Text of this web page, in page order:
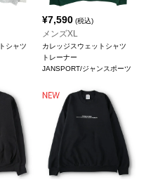
シャツ
¥7,590 (税込)
メンズXL
カレッジスウェットシャツ
トレーナー
JANSPORT/ジャンスポーツ